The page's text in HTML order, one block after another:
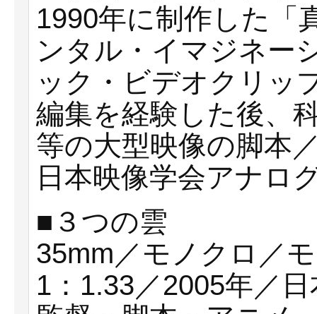
1990年に制作した「
ンタル・イマジネー
ック・ビデオクリッ
編集を経験した後、
等の大型映像の脚本
日本映像学会アナ
■３つの雲
35mm／モノクロ／
1：1.33／2005年／日